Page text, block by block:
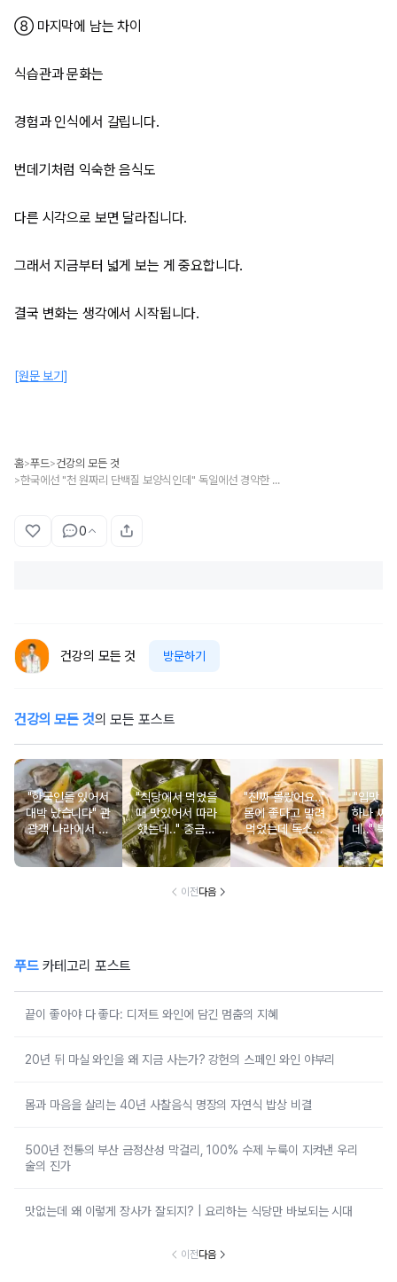
⑧ 마지막에 남는 차이
식습관과 문화는
경험과 인식에서 갈립니다.
번데기처럼 익숙한 음식도
다른 시각으로 보면 달라집니다.
그래서 지금부터 넓게 보는 게 중요합니다.
결국 변화는 생각에서 시작됩니다.
[원문 보기]
홈>푸드>건강의 모든 것
> 한국에선 "천 원짜리 단백질 보양식인데" 독일에선 경악한 음식
0
건강의 모든 것 방문하기
건강의 모든 것의 모든 포스트
"한국인들 있어서
대박 났습니다" 관
광객 나라에서 남
녀노소 보양식처
럼 먹는 음식
"식당에서 먹었을
때 맛있어서 따라
했는데.." 중금속
싹 다 빠질 줄 몰
랐어요
"진짜 몰랐어요.."
몸에 좋다고 말려
먹었는데 독소를
먹고 있었던 의외
의 음식
"입맛 없
하나 싸
데.." 북
외로 안
건
이전다음
푸드카테고리 포스트
끝이 좋아야 다 좋다: 디저트 와인에 담긴 멈춤의 지혜
20년 뒤 마실 와인을 왜 지금 사는가? 강헌의 스페인 와인 야부리
몸과 마음을 살리는 40년 사찰음식 명장의 자연식 밥상 비결
500년 전통의 부산 금정산성 막걸리, 100% 수제 누룩이 지켜낸 우리
술의 진가
맛없는데 왜 이렇게 장사가 잘되지? | 요리하는 식당만 바보되는 시대
이전다음